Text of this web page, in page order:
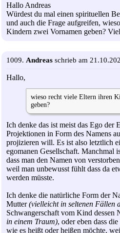
Hallo Andreas
Würdest du mal einen spirituellen
und auch die Frage aufgreifen,
Kindern zwei Vornamen geben?
1009. Andreas schrieb am
Hallo,
wieso recht viele Eltern ihren
geben?
Ich denke das ist meist das Ego der
Projektionen in Form des Namens
projizieren will. Es ist also letztlich
egomanen Gesellschaft. Manchmal
dass man den Namen von
weil man unbewusst fühlt dass da
werden müsste.
Ich denke die natürliche Form der
Mutter(vielleicht in seltenen Fällen
Schwangerschaft vom Kind dessen
in einem Traum), oder eben dass
wie es heißt oder heißen möchte,